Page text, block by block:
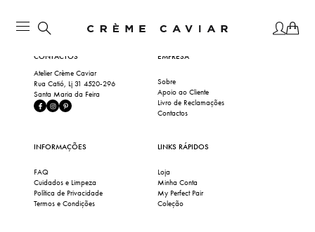
CONTACTOS
Atelier Crème Caviar
Rua Catió, Lj 31 4520-296
Santa Maria da Feira
EMPRESA
Sobre
Apoio ao Cliente
Livro de Reclamações
Contactos
INFORMAÇÕES
FAQ
Cuidados e Limpeza
Política de Privacidade
Termos e Condições
LINKS RÁPIDOS
Loja
Minha Conta
My Perfect Pair
Coleção